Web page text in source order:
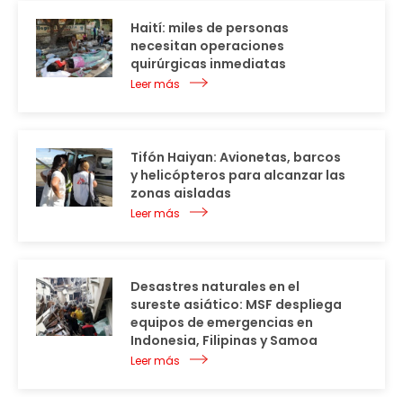
Haití: miles de personas
necesitan operaciones
quirúrgicas inmediatas
Leer más
Tifón Haiyan: Avionetas, barcos
y helicópteros para alcanzar las
zonas aisladas
Leer más
Desastres naturales en el
sureste asiático: MSF despliega
equipos de emergencias en
Indonesia, Filipinas y Samoa
Leer más